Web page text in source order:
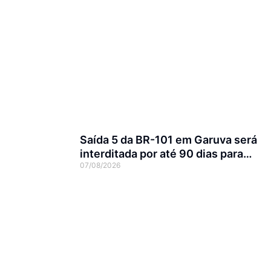
Saída 5 da BR-101 em Garuva será
interditada por até 90 dias para
obras
07/08/2026